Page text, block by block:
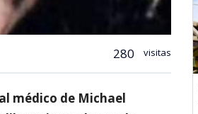
280 visitas
médico de Michael